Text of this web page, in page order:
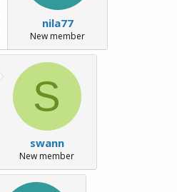
א
ר
י
ך
nila77
New member
S
swann
New member